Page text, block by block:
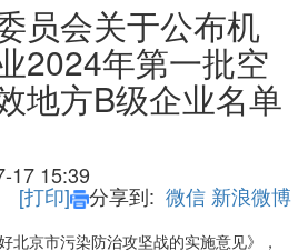
员会关于公布机
2024年第一批空
地方B级企业名单
17 15:39
[打印] 分享到: 微信 新浪微博
北京市污染防治攻坚战的实施意见》，